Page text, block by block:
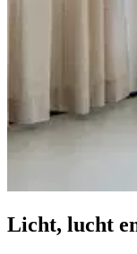
Licht, lucht